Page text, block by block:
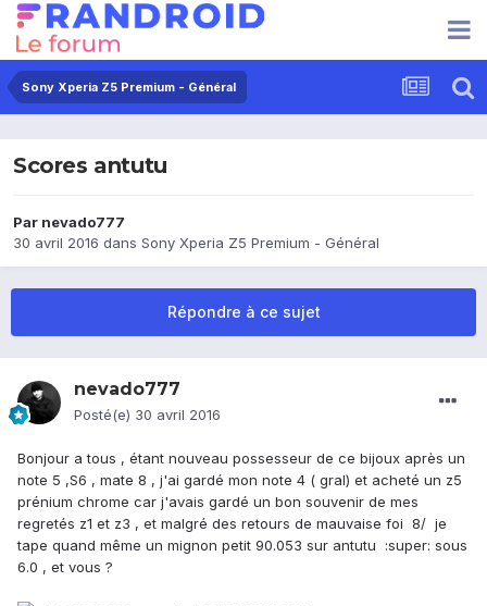
Sony Xperia Z5 Premium - Général
Scores antutu
Par nevado777
30 avril 2016 dans Sony Xperia Z5 Premium - Général
Répondre à ce sujet
nevado777
Posté(e) 30 avril 2016
Bonjour a tous , étant nouveau possesseur de ce bijoux après un
note 5 ,S6 , mate 8 , j'ai gardé mon note 4 ( gral) et acheté un z5
prénium chrome car j'avais gardé un bon souvenir de mes
regretés z1 et z3 , et malgré des retours de mauvaise foi 8/ je
tape quand même un mignon petit 90.053 sur antutu :super: sous
6.0 , et vous ?